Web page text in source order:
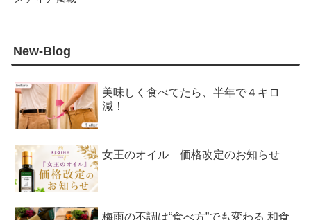
New-Blog
美味しく食べてたら、半年で４キロ
減！
女王のオイル 価格改定のお知らせ
梅雨の不調は“食べ方”でも変わる 和食